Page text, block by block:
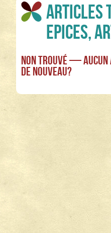
Articles
Epices,
Non Trouvé —
de nouveau?